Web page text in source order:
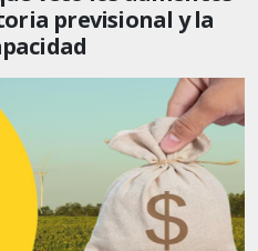
previsional y la